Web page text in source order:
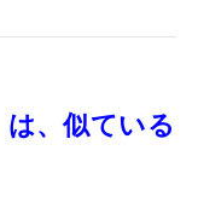
、似ている